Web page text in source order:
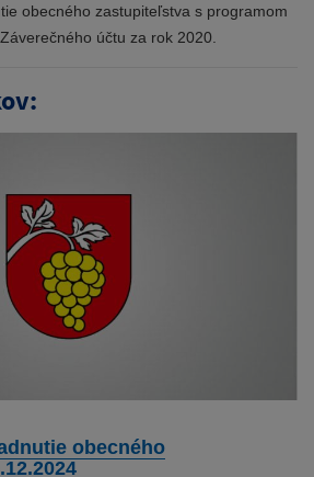
obecného zastupiteľstva s programom
účtu za rok 2020.
obecného